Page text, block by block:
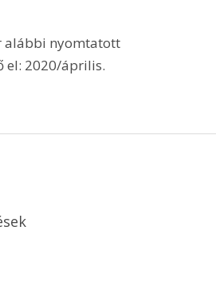
alábbi nyomtatott
el: 2020/április.